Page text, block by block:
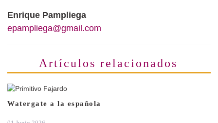
Enrique Pampliega
epampliega@gmail.com
Artículos relacionados